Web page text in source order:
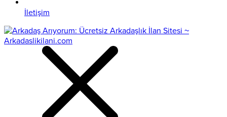
İletişim